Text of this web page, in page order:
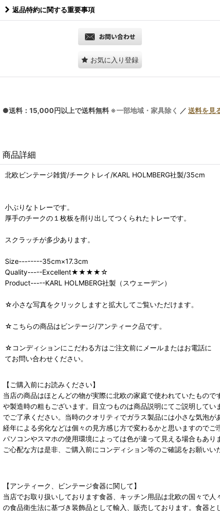
返品特約に関する重要事項
お気に入り登録
●送料：15,000円以上で送料無料 ※一部地域・家具除く ／ 送料を見
商品詳細
北欧ビンテージ雑貨/チークトレイ/KARL HOLMBERG社製/35cm
小ぶりなトレーです。
厚手のチークの１枚板を削り出してつくられたトレーです。
スクラッチが多少あります。
Size--------35cm×17.3cm
Quality-----Excellent★★★★☆
Product-----KARL HOLMBERG社製（スウェーデン）
☆小さな写真をクリックしますと拡大してご覧いただけます。
☆こちらの商品はビンテージ/アンティーク品です。
☆コンディションにこだわる方はご注文前にメールまたはお電話に
てお問い合わせください。
【ご購入前にお読みください】
当店の商品はほとんどの物が実際に北欧の家庭で使われていたもの
や製造時の粗もございます。目立つものは商品説明にてご説明して
でご了承ください。当時のクオリティでガラス製品には小さな気泡が
経年による劣化などは個々の見方感じ方で変わるかと思いますのでご
パソコンやスマホの使用環境によっては色が違って見える場合もあ
ご心配な方は是非、ご購入前にコンディション等のご確認をお願い
【アンティーク、ビンテージ食器に関して】
当店でお取り扱いしております食器、キッチン用品は北欧の国々で
の食品衛生法に基づき装飾品として輸入、販売しております。食器